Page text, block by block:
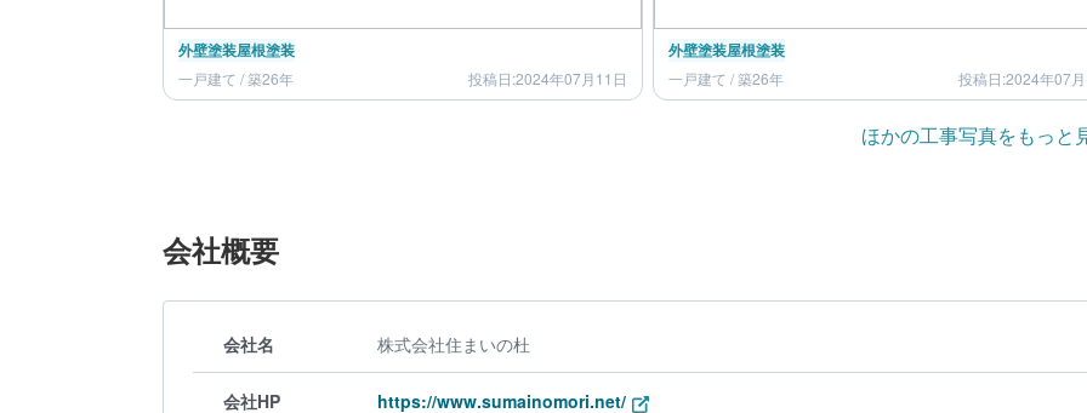
外壁塗装屋根塗装
一戸建て / 築26年 投稿日:2024年07月11日
外壁塗装屋根塗装
一戸建て / 築26年 投稿日:2024年07
ほかの工事写真をもっと
会社概要
会社名 株式会社住まいの杜
会社HP https://www.sumainomori.net/